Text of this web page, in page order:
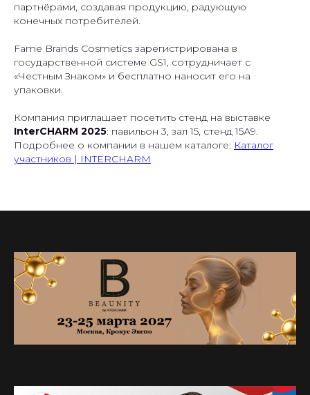
партнёрами, создавая продукцию, радующую
конечных потребителей.
Fame Brands Cosmetics зарегистрирована в
государственной системе GS1, сотрудничает с
«Честным Знаком» и бесплатно наносит его на
упаковки.
Компания приглашает посетить стенд на выставке
InterCHARM 2025: павильон 3, зал 15, стенд 15А9.
Подробнее о компании в нашем каталоге: Каталог
участников | INTERCHARM